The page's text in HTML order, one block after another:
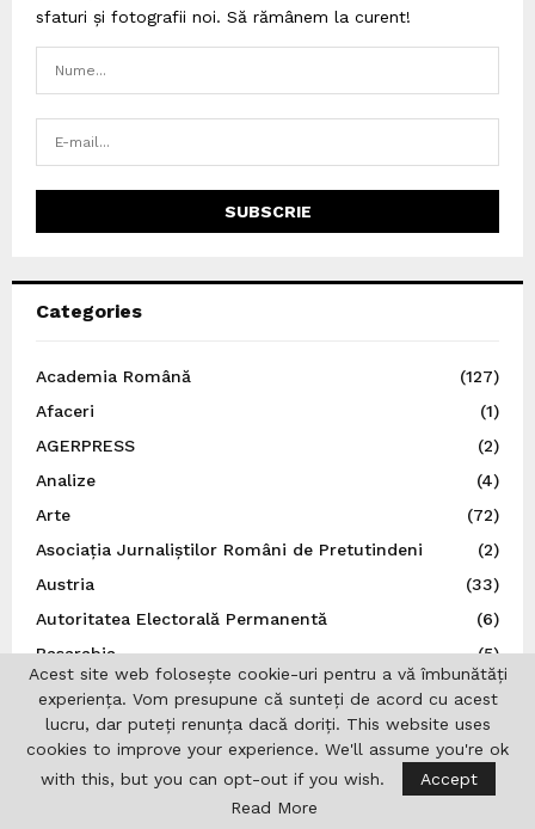
sfaturi și fotografii noi. Să rămânem la curent!
Categories
Academia Română
(127)
Afaceri
(1)
AGERPRESS
(2)
Analize
(4)
Arte
(72)
Asociația Jurnaliștilor Români de Pretutindeni
(2)
Austria
(33)
Autoritatea Electorală Permanentă
(6)
Basarabia
(5)
Benzi Desenate
(15)
Bruxelles
(10)
(3)
Acest site web folosește cookie-uri pentru a vă îmbunătăți
experiența. Vom presupune că sunteți de acord cu acest
lucru, dar puteți renunța dacă doriți. This website uses
cookies to improve your experience. We'll assume you're ok
with this, but you can opt-out if you wish.
Accept
Read More